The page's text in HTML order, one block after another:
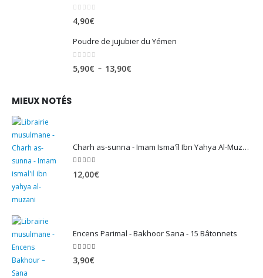
0 sur 5
4,90€
Poudre de jujubier du Yémen
5,90€ – 13,90€
MIEUX NOTÉS
Charh as-sunna - Imam Isma'îl Ibn Yahya Al-Muzanî
12,00€
Encens Parimal - Bakhoor Sana - 15 Bâtonnets
5.00sur 5
3,90€